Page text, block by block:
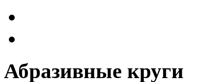
Абразивные круги